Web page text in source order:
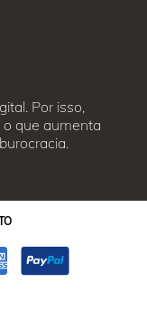
Por isso,
que aumenta